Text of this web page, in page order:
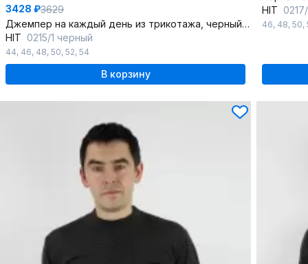
3428 ₽3629
Джемпер на каждый день из трикотажа, черный, универсальный
HIT 0215/1 черный
44, 46, 48, 50, 52, 54
В корзину
HIT
46, 48, 50,